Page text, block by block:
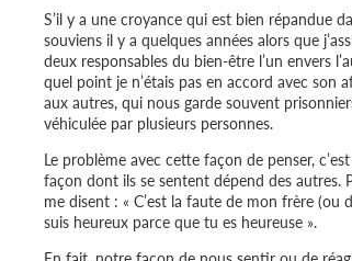
S’il y a une croyance qui est bien répandue
souviens il y a quelques années alors que
deux responsables du bien-être l’un envers
quel point je n’étais pas en accord avec son
aux autres, qui nous garde souvent
véhiculée par plusieurs personnes.
Le problème avec cette façon de penser,
façon dont ils se sentent dépend des autres.
me disent : « C’est la faute de mon frère (ou
suis heureux parce que tu es heureuse ».